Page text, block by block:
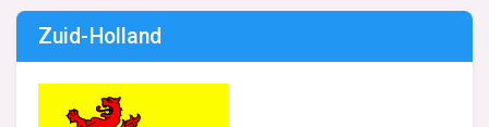
Zuid-Holland